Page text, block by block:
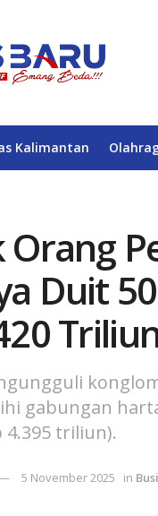
Kalimantan
Orang
Duit
gabungan
4.395 triliun).
5 November 2025 in